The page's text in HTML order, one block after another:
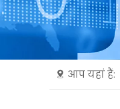
आप यहां हैं: